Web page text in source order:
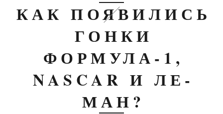
КАК ПОЯВИЛИСЬ
ГОНКИ
ФОРМУЛА-1,
NASCAR И ЛЕ-
МАН?